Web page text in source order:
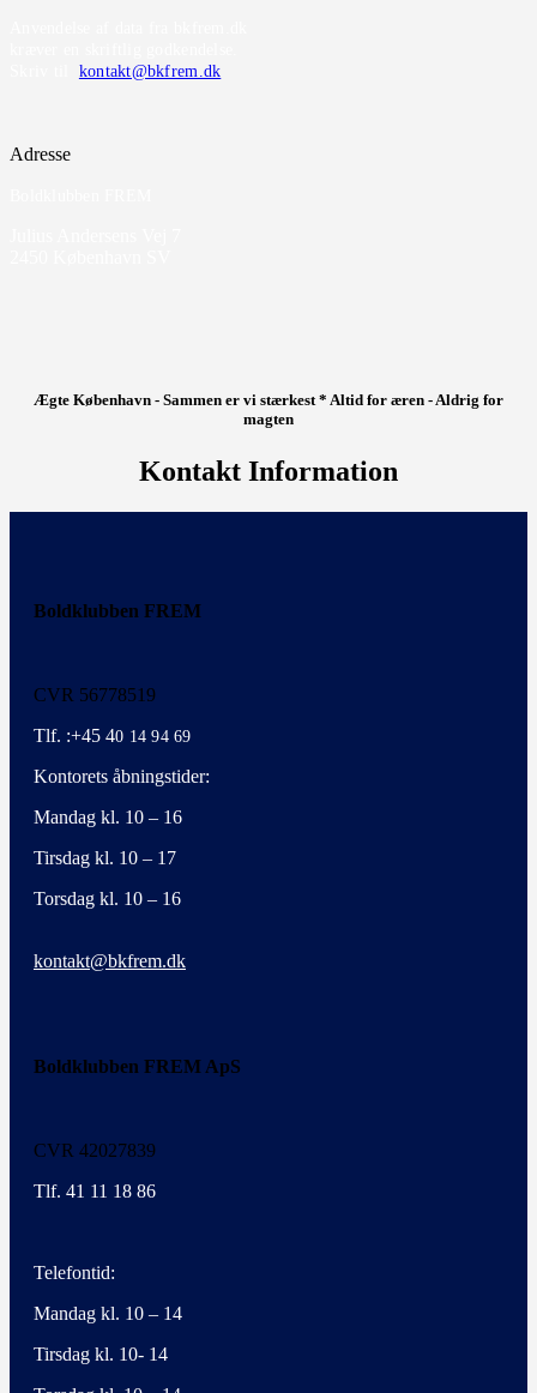
kontakt@bkfrem.dk
Adresse
Ægte København - Sammen er vi stærkest * Altid for æren - Aldrig for
magten
Kontakt Information
Boldklubben FREM
CVR 56778519
Tlf. :+45 40 14 94 69
Kontorets åbningstider:
Mandag kl. 10 – 16
Tirsdag kl. 10 – 17
Torsdag kl. 10 – 16
kontakt@bkfrem.dk
Boldklubben FREM ApS
CVR 42027839
Tlf. 41 11 18 86
Telefontid:
Mandag kl. 10 – 14
Tirsdag kl. 10- 14